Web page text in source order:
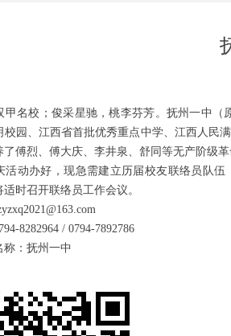
甲名校；俊采星驰，桃李芬芳。抚州一中
校园、江西省首批优秀重点中学、江西人民
了傅烈、傅大庆、李井泉、舒同等无产阶级
活动办好，现急需建立历届校友联络员队
时召开联络员工作会议。
8282964 / 0794-7892786
：抚州一中